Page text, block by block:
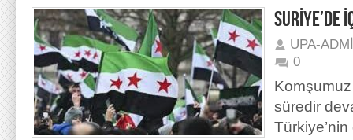
SURİYE’DE
UPA-
0
Komşumuz
süredir